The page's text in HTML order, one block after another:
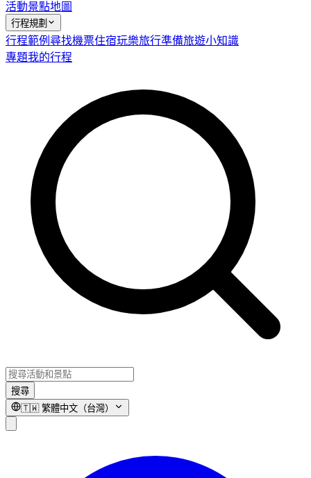
活動景點地圖
行程規劃
行程範例 尋找機票住宿玩樂旅行準備旅遊小知識
專題我的行程
搜尋
🇹🇼 繁體中文（台灣）